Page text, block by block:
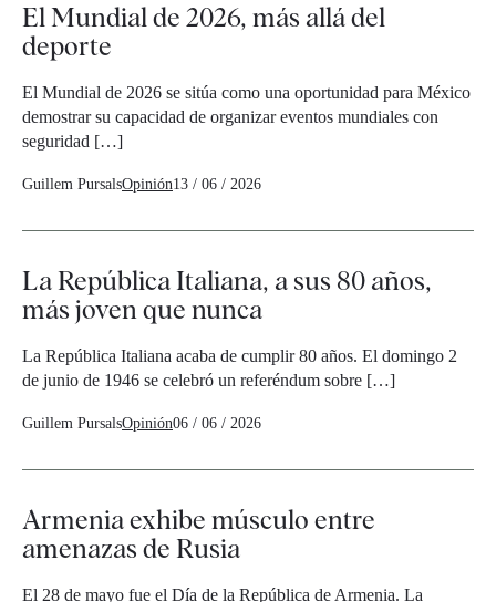
El Mundial de 2026, más allá del
deporte
El Mundial de 2026 se sitúa como una oportunidad para México
demostrar su capacidad de organizar eventos mundiales con
seguridad […]
Guillem PursalsOpinión13 / 06 / 2026
La República Italiana, a sus 80 años,
más joven que nunca
La República Italiana acaba de cumplir 80 años. El domingo 2
de junio de 1946 se celebró un referéndum sobre […]
Guillem PursalsOpinión06 / 06 / 2026
Armenia exhibe músculo entre
amenazas de Rusia
El 28 de mayo fue el Día de la República de Armenia. La